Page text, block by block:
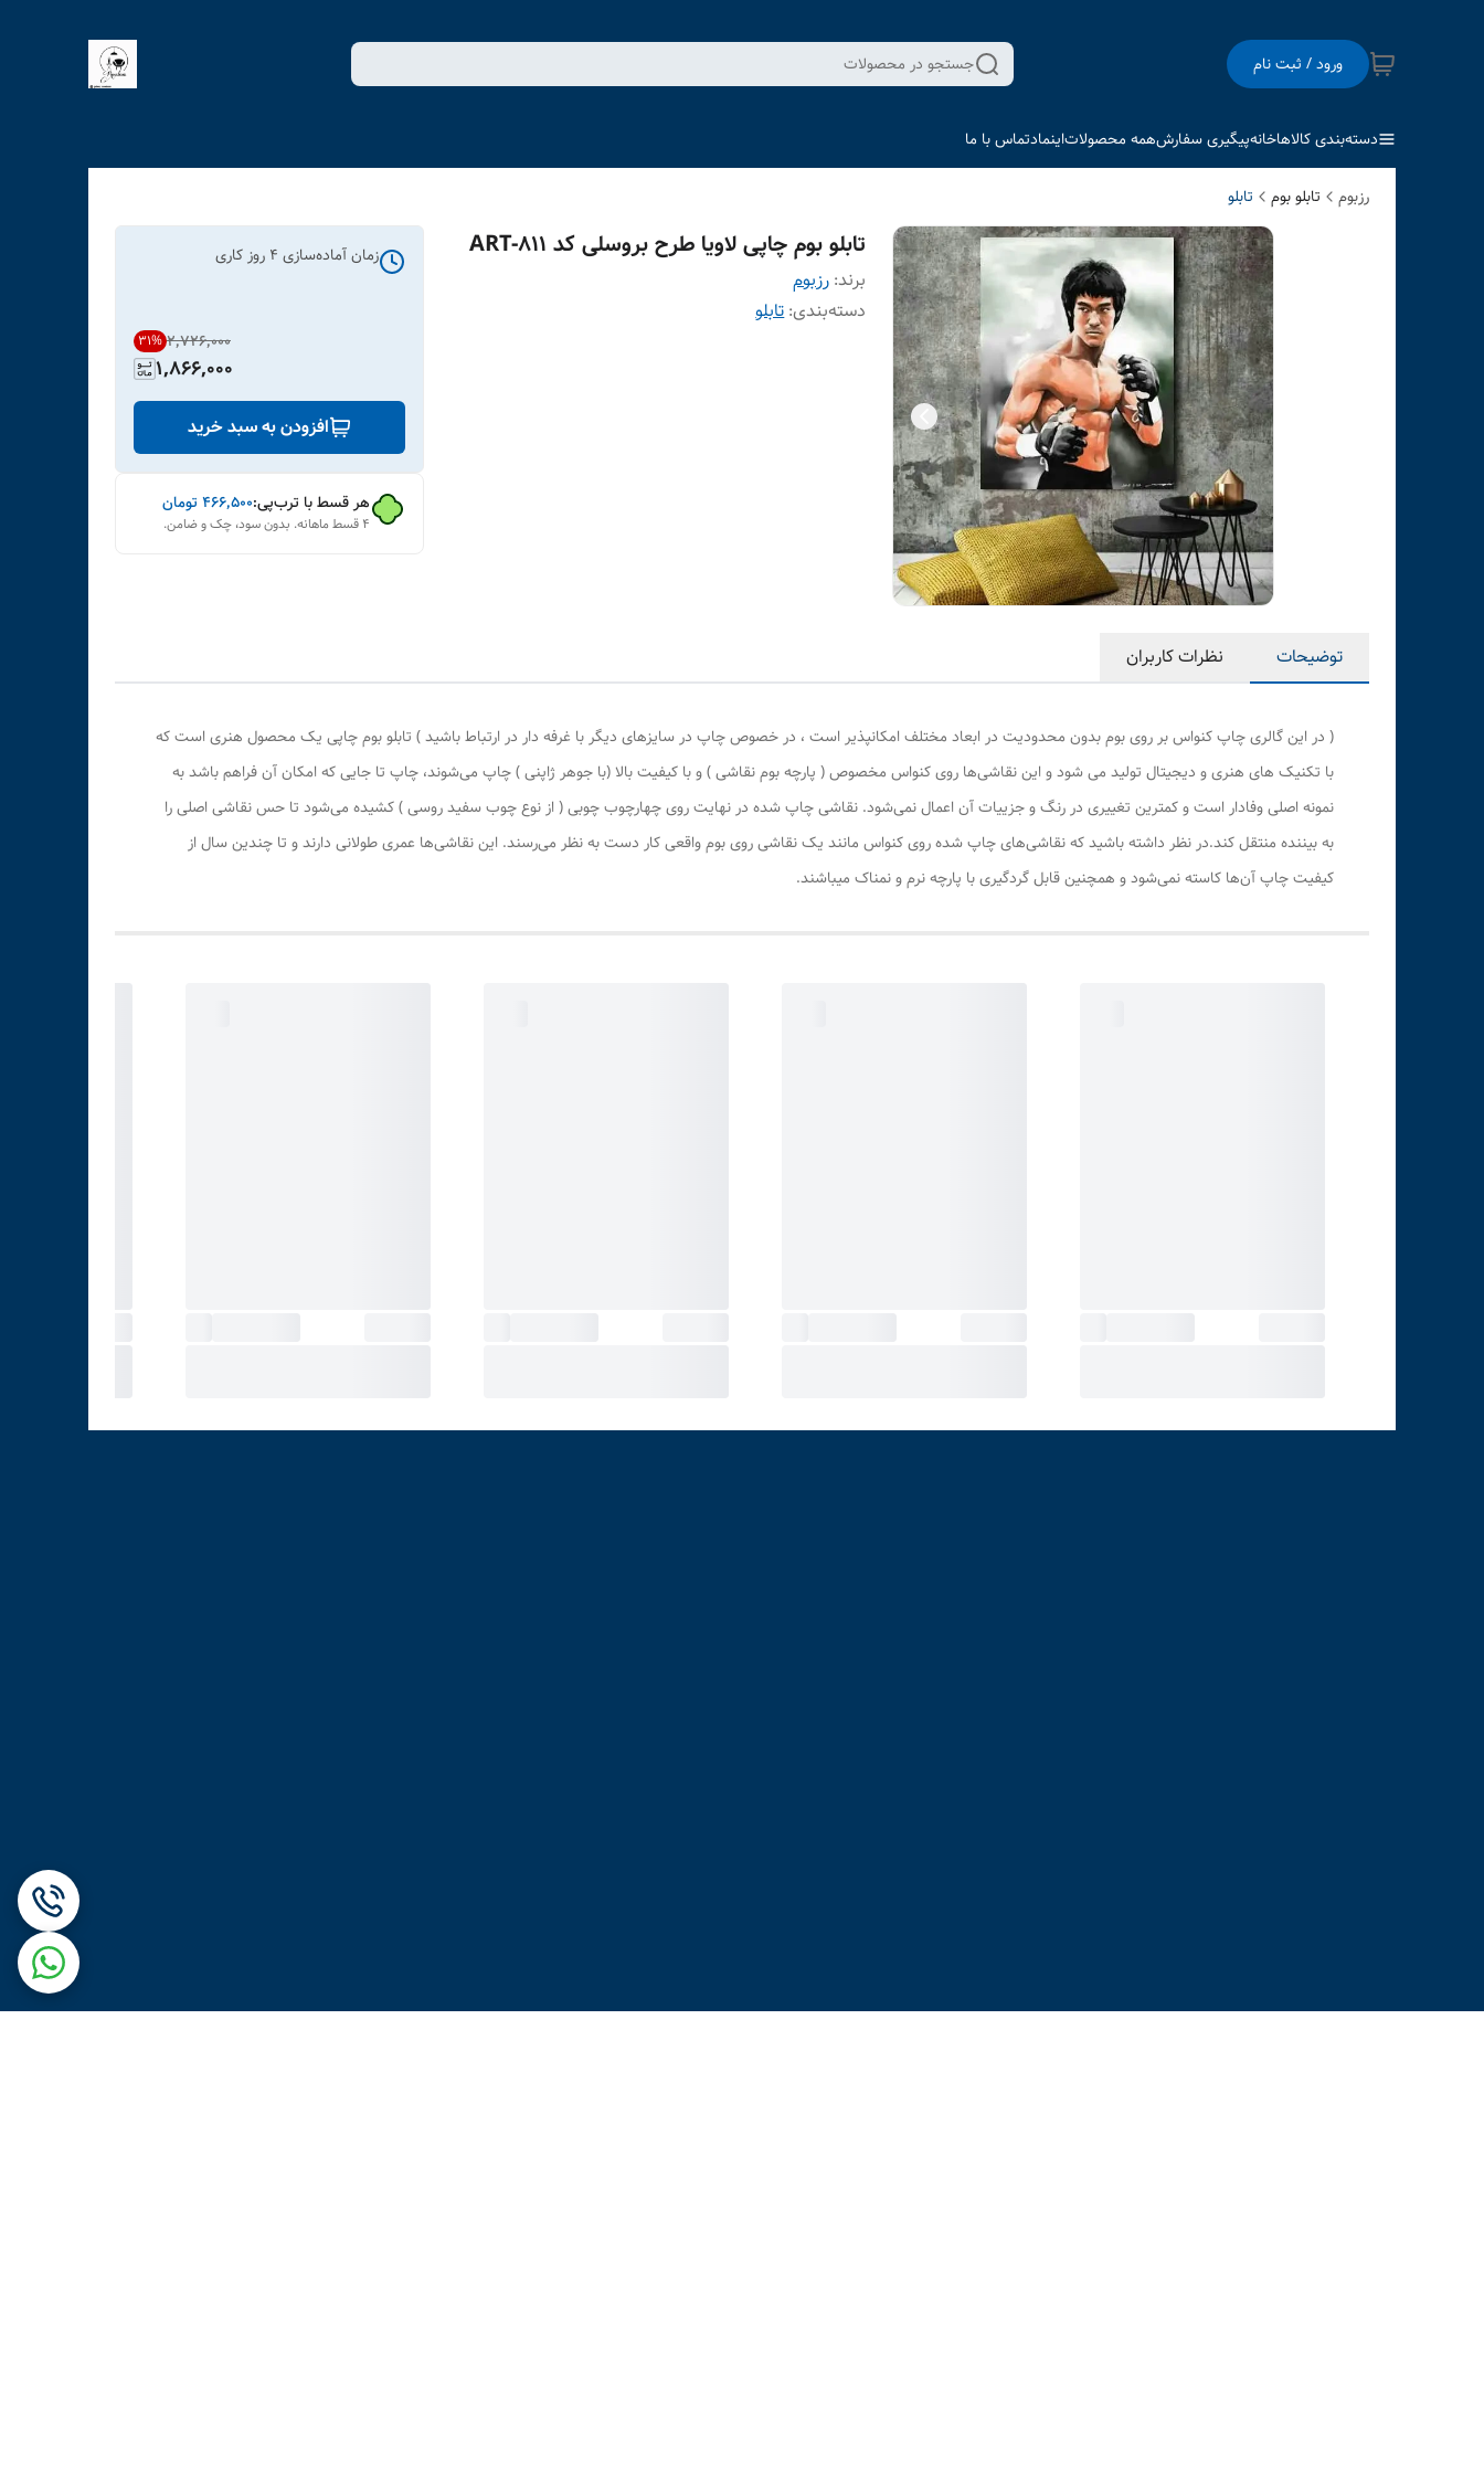
ورود / ثبت نام جستجو در محصولات
دسته‌بندی کالاهاخانهپیگیری سفارشهمه محصولاتاینمادتماس با ما
رزبوم تابلو بوم تابلو
تابلو بوم چاپی لاویا طرح بروسلی کد ART-811
برند: رزبوم
دسته‌بندی:تابلو
زمان آماده‌سازی 4 روز کاری
۲٬۷۲۶٬۰۰۰ 31%
1,866,000
افزودن به سبد خرید
هر قسط با ترب‌پی:۴۶۶٬۵۰۰ تومان
۴ قسط ماهانه. بدون سود، چک و ضامن.
توضیحات نظرات کاربران
( در این گالری چاپ کنواس بر روی بوم بدون محدودیت در ابعاد مختلف امکانپذیر است ، در خصوص چاپ در سایزهای دیگر با غرفه دار در ارتباط باشید ) تابلو بوم چاپی یک محصول هنری است که
با تکنیک های هنری و دیجیتال تولید می شود و این نقاشی‌ها روی کنواس مخصوص ( پارچه بوم نقاشی ) و با کیفیت بالا (با جوهر ژاپنی ) چاپ می‌شوند، چاپ تا جایی که امکان آن فراهم باشد به
نمونه اصلی وفادار است و کمترین تغییری در رنگ و جزییات آن اعمال نمی‌شود. نقاشی چاپ شده در نهایت روی چهارچوب چوبی ( از نوع چوب سفید روسی ) کشیده می‌شود تا حس نقاشی اصلی را
به بیننده منتقل کند.در نظر داشته باشید که نقاشی‌های چاپ شده روی کنواس مانند یک نقاشی روی بوم واقعی کار دست به نظر می‌رسند. این نقاشی‌ها عمری طولانی دارند و تا چندین سال از
کیفیت چاپ آن‌ها کاسته نمی‌شود و همچنین قابل گردگیری با پارچه نرم و نمناک میباشند.